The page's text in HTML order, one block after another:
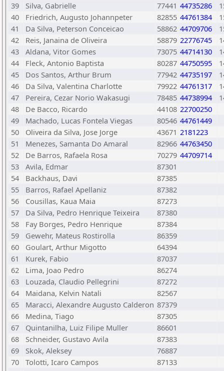
39
Silva, Gabrielle 77441 44735286
40
Friedrich, Augusto Johannpeter 82855 44761384
41
Da Silva, Peterson Conceicao 58862 44709706
42
Reis, Janaina de Oliveira 58879 22776745
43
Aldana, Vitor Gomes 73075 44714130
44
Fleck, Antonio Baptista 80287 44750595
45
Dos Santos, Arthur Brum 77942 44735197
46
Da Silva, Valentina Charlotte 79922 44761317
47
Pereira, Cezar Norio Wakasugi 78485 44738994
48
De Bacco, Ricardo 44108 22700250
49
Machado, Lucas Fontela Viegas 80546 44761449
50
Oliveira da Silva, Jose Jorge 43671 2181223
51
Menezes, Samanta Do Amaral 82966 44763450
52
De Barros, Rafaela Rosa 70279 44709714
53
Avila, Edmar
87301
54
Backhaus, Davi
87385
55
Barros, Rafael Apellaniz
87382
56
Cousillas, Kaua Maia
87273
57
Da Silva, Pedro Henrique Teixeira
87380
58
Fay Borges, Pedro Henrique
87384
59
Gewehr, Mateus Rostirolla
86359
60
Goulart, Arthur Migotto
64394
61
Kurek, Fabio
87037
62
Lima, Joao Pedro
86274
63
Louzada, Claudio Pellegrini
87272
64
Maidana, Kelvin Natali
82567
65
Maracci, Alexandre Augusto Calderon 87379
66
Medina, Tiago
87305
67
Quintanilha, Luiz Filipe Muller
86601
68
Schneider, Gustavo Avila
87383
69
Skok, Aleksey
76887
70
Tolotti, Icaro Campos
87133